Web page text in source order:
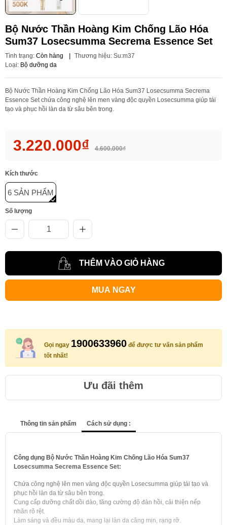
Bộ Nước Thần Hoàng Kim Chống Lão Hóa
Sum37 Losecsumma Secrema Essence Set
Tình trạng: Còn hàng Thương hiệu: Su:m37
Loại: Bộ dưỡng da
Bộ Nước Thần Hoàng Kim Chống Lão Hóa Sum37 Losecsumma Secrema
Essence Set chứa công nghệ lên men vàng độc quyền Losecsumma giúp tái
tạo và phục hồi làn da từ sâu bên trong.
3.220.000₫ 4.600.000₫
Kích thước
6 SẢN PHẨM
Số lượng
THÊM VÀO GIỎ HÀNG
MUA NGAY
Gọi ngay 1900633960 để được tư vấn sản phẩm
tốt nhất!
Ưu đãi thêm
Thông tin sản phẩm Cách sử dụng :
Công dụng Bộ Nước Thần Hoàng Kim Chống Lão Hóa Sum37
Losecsumma Secrema Essence Set:
Chứa công nghệ lên men vàng độc quyền Losecsumma giúp tái tạo và
phục hồi làn da từ sâu bên trong.
Cung cấp dưỡng chất dồi dào, tăng cường độ đàn hồi, cải thiện nếp
nhăn rõ rệt.
Làm sáng và đều màu da, mang lại làn da căng mịn, rạng rỡ.